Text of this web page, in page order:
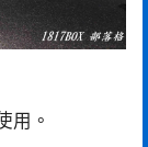
用。